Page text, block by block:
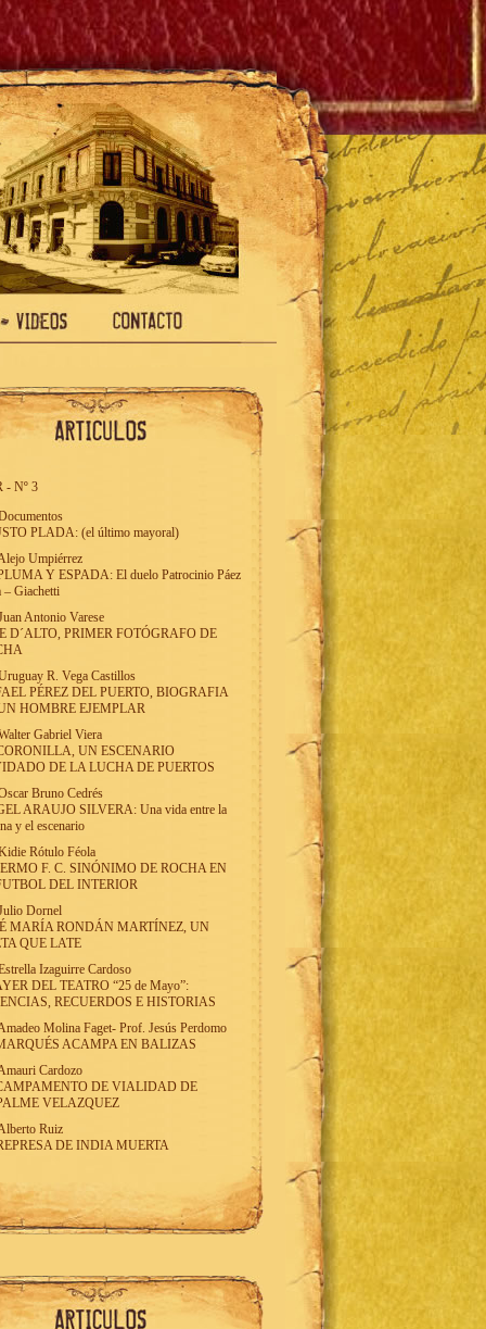
- Nº 3
PLADA: (el último mayoral)
Umpiérrez
Y ESPADA: El duelo Patrocinio Páez
– Giachetti
Antonio Varese
D´ALTO, PRIMER FOTÓGRAFO DE
R. Vega Castillos
PÉREZ DEL PUERTO, BIOGRAFIA
HOMBRE EJEMPLAR
Gabriel Viera
UN ESCENARIO
DE LA LUCHA DE PUERTOS
Bruno Cedrés
ARAUJO SILVERA: Una vida entre la
y el escenario
Rótulo Féola
F. C. SINÓNIMO DE ROCHA EN
DEL INTERIOR
Dornel
MARÍA RONDÁN MARTÍNEZ, UN
QUE LATE
Izaguirre Cardoso
DEL TEATRO “25 de Mayo”:
RECUERDOS E HISTORIAS
Molina Faget- Prof. Jesús Perdomo
ACAMPA EN BALIZAS
Cardozo
DE VIALIDAD DE
VELAZQUEZ
Ruiz
DE INDIA MUERTA